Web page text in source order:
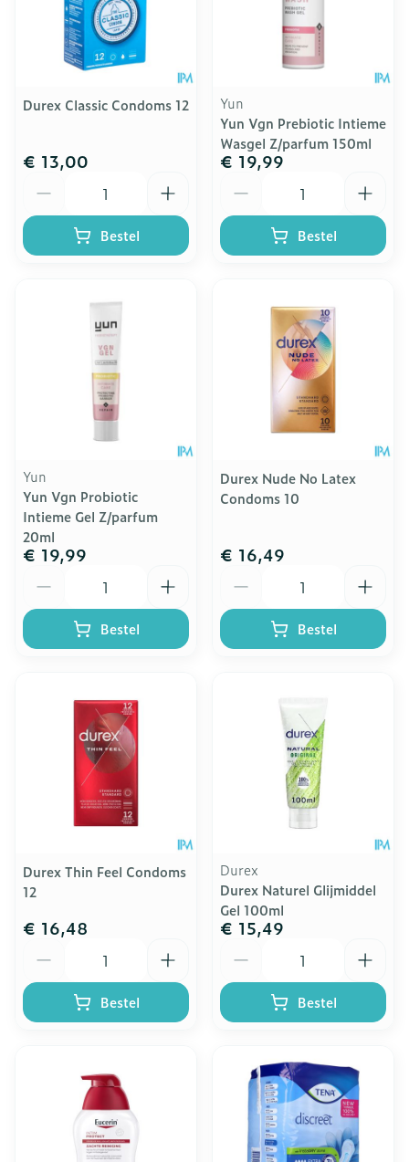
Durex Classic Condoms 12
€ 13,00
Bestel
Yun
Yun Vgn Prebiotic Intieme
Wasgel Z/parfum 150ml
€ 19,99
Bestel
Yun
Yun Vgn Probiotic
Intieme Gel Z/parfum
20ml
€ 19,99
Bestel
Durex Nude No Latex
Condoms 10
€ 16,49
Bestel
Durex Thin Feel Condoms
12
€ 16,48
Bestel
Durex
Durex Naturel Glijmiddel
Gel 100ml
€ 15,49
Bestel